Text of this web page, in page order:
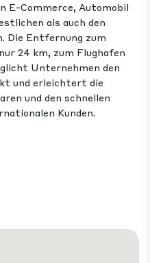
E-Commerce, Automobil
als auch den
Die Entfernung zum
24 km, zum Flughafen
Unternehmen den
und erleichtert die
und den schnellen
Kunden.